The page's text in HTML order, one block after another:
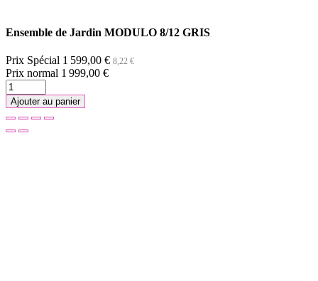
Ensemble de Jardin MODULO 8/12 GRIS
Prix Spécial 1 599,00 € 8,22 €
Prix normal 1 999,00 €
Ajouter au panier